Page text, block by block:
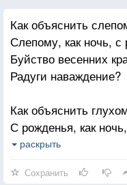
Приходи ко мне
Зимой, приходи я
Ты ведь мой, ты ведь
Я люблю
Как объяснить
Слепому, как ночь, с
Буйство весенних
Радуги наваждение?
Как объяснить
С рожденья, как
Нежность виолончели
раскрыть
Сохранить